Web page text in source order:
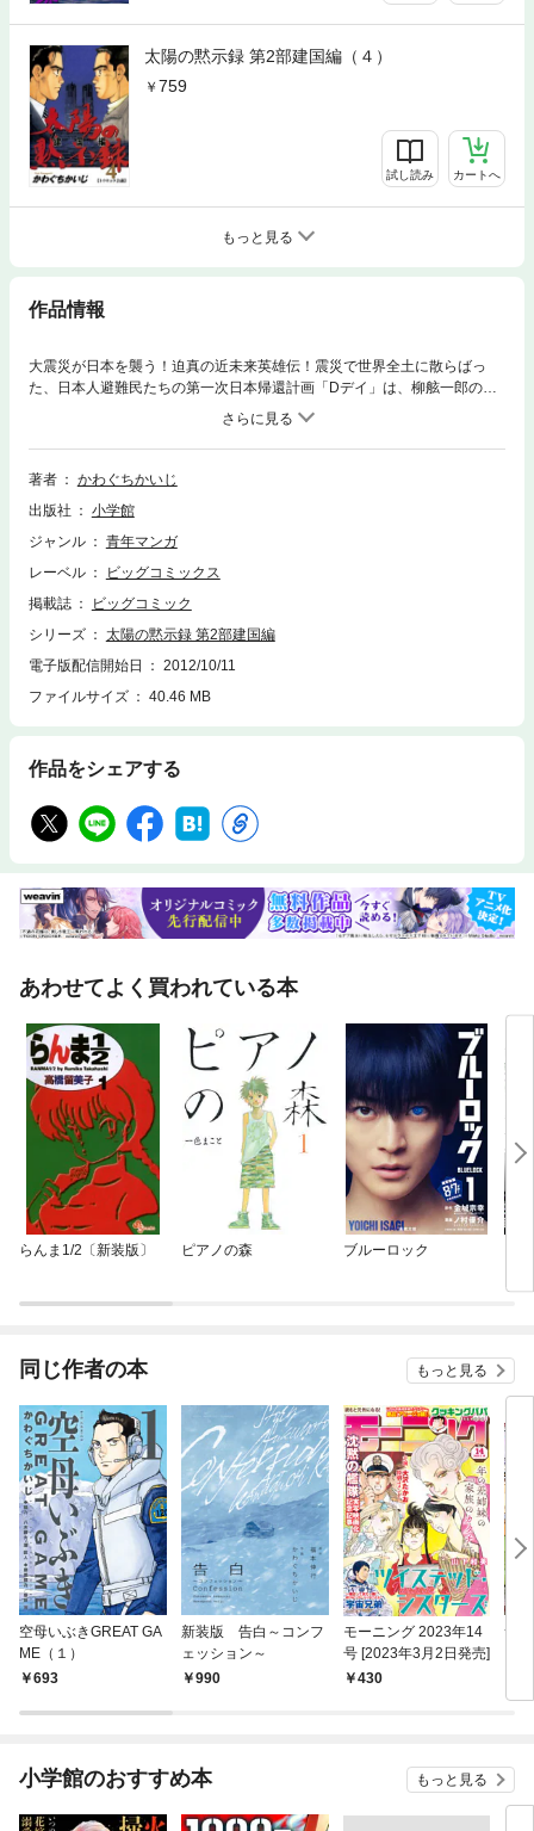
太陽の黙示録 第2部建国編（４）
759
試し読み カートへ
もっと見る
作品情報
大震災が日本を襲う！迫真の近未来英雄伝！震災で世界全土に散らばっ
た、日本人避難民たちの第一次日本帰還計画「Dデイ」は、柳舷一郎の指
揮で成功裡に幕を下ろそうとしていた。だがその矢先、不運な事故で人命
が失われた。「非武装不服従」を掲げるリーダー舷一郎の下す処断とは？
そしてその5年後、世界は異常気象の恒常化で慢性的食糧難に陥ってい
た。その中にあって舷一郎の再生特区日本は、大穀倉地帯として順調に国
様の事情を隠し持っていた。壮大なる近未来英雄叙事詩に、ついに新たな
る世代が登場！大震災で日本が真っ二つに割れる……ところから始まるこ
か。そしていくらお金を掛けても、これほどの迫真性が得られるでしょう
か。まさにコミックでこそ、かわぐちかいじだからこそ描き得る、極大ス
著者
かわぐちかいじ
出版社
小学館
ジャンル
青年マンガ
レーベル
ビッグコミックス
掲載誌
ビッグコミック
シリーズ
太陽の黙示録 第2部建国編
電子版配信開始日
2012/10/11
ファイルサイズ
40.46 MB
作品をシェアする
あわせてよく買われている本
らんま1/2〔新装版〕 ピアノの森 ブルーロック
同じ作者の本 もっと見る
空母いぶきGREAT GA
ME（１）
693
新装版 告白～コンフ
ェッション～
990
モーニング 2023年14
号 [2023年3月2日発売]
430
サ
小学館のおすすめ本 もっと見る